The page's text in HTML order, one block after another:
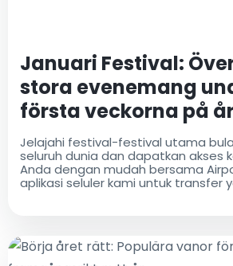
Januari Festival:
stora evenemang
första veckorna på
Jelajahi festival-festival utama
seluruh dunia dan dapatkan akses
Anda dengan mudah bersama
aplikasi seluler kami untuk transfer